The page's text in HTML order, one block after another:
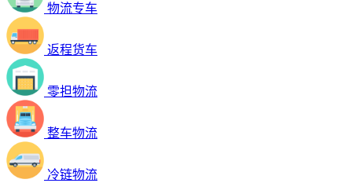
物流专车
返程货车
零担物流
整车物流
冷链物流